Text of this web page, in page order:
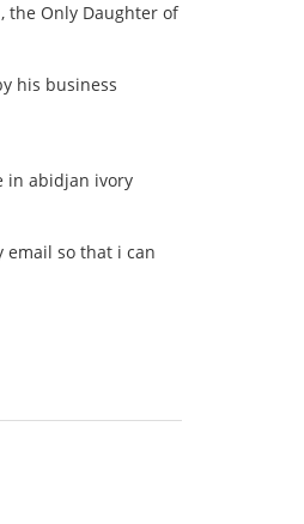
the Only Daughter of
his business
in abidjan ivory
email so that i can